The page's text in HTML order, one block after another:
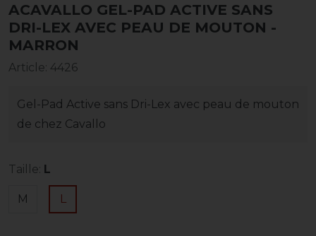
ACAVALLO GEL-PAD ACTIVE SANS
DRI-LEX AVEC PEAU DE MOUTON -
MARRON
Article: 4426
Gel-Pad Active sans Dri-Lex avec peau de mouton
de chez Cavallo
Taille: L
M L